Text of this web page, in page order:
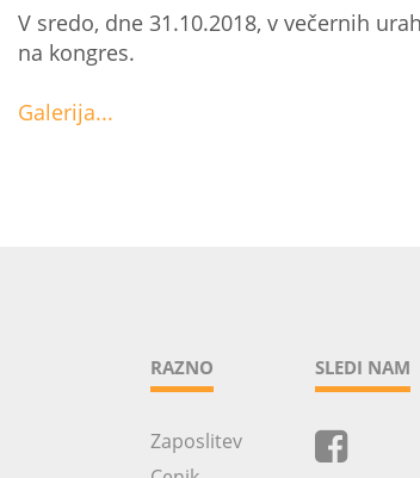
V sredo, dne 31.10.2018, v večernih
na kongres.
Galerija...
RAZNO
Zaposlitev
SLEDI NAM